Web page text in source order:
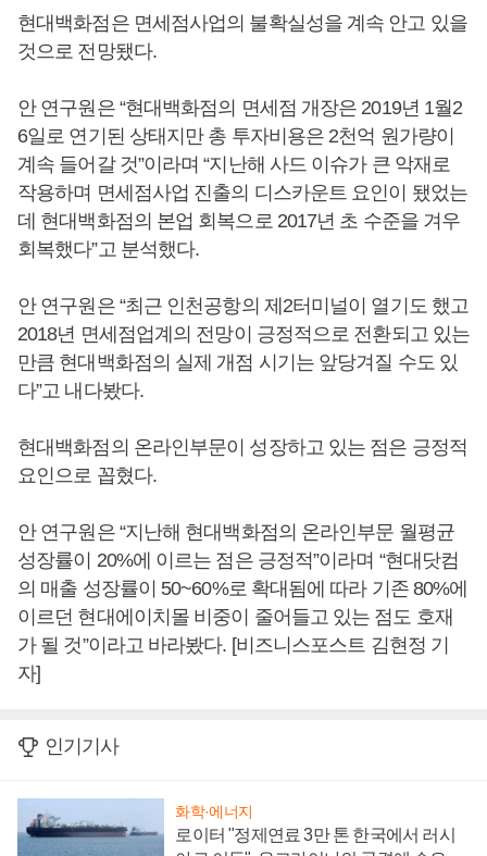
현대백화점은 면세점사업의 불확실성을 계속 안고 있을
것으로 전망됐다.
안 연구원은 “현대백화점의 면세점 개장은 2019년 1월2
6일로 연기된 상태지만 총 투자비용은 2천억 원가량이
계속 들어갈 것”이라며 “지난해 사드 이슈가 큰 악재로
작용하며 면세점사업 진출의 디스카운트 요인이 됐었는
데 현대백화점의 본업 회복으로 2017년 초 수준을 겨우
회복했다”고 분석했다.
안 연구원은 “최근 인천공항의 제2터미널이 열기도 했고
2018년 면세점업계의 전망이 긍정적으로 전환되고 있는
만큼 현대백화점의 실제 개점 시기는 앞당겨질 수도 있
다”고 내다봤다.
현대백화점의 온라인부문이 성장하고 있는 점은 긍정적
요인으로 꼽혔다.
안 연구원은 “지난해 현대백화점의 온라인부문 월평균
성장률이 20%에 이르는 점은 긍정적”이라며 “현대닷컴
의 매출 성장률이 50~60%로 확대됨에 따라 기존 80%에
이르던 현대에이치몰 비중이 줄어들고 있는 점도 호재
가 될 것”이라고 바라봤다. [비즈니스포스트 김현정 기
자]
인기기사
화학·에너지
로이터 "정제연료 3만 톤 한국에서 러시